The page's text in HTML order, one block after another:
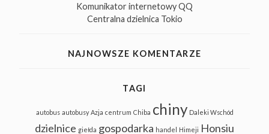
Komunikator internetowy QQ
Centralna dzielnica Tokio
NAJNOWSZE KOMENTARZE
TAGI
autobus autobusy Azja centrum Chiba chiny Daleki Wschód
dzielnice giełda gospodarka handel Himeji Honsiu